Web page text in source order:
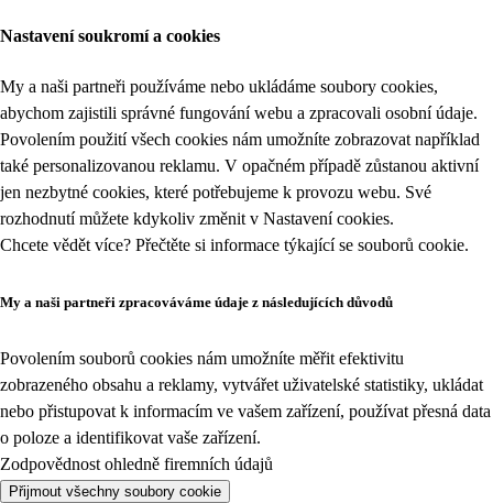
Nastavení soukromí a cookies
My a naši partneři používáme nebo ukládáme soubory cookies,
abychom zajistili správné fungování webu a zpracovali osobní údaje.
Povolením použití všech cookies nám umožníte zobrazovat například
také personalizovanou reklamu. V opačném případě zůstanou aktivní
jen nezbytné cookies, které potřebujeme k provozu webu. Své
rozhodnutí můžete kdykoliv změnit v Nastavení cookies.
Chcete vědět více? Přečtěte si informace týkající se souborů cookie.
My a naši partneři zpracováváme údaje z následujících důvodů
Povolením souborů cookies nám umožníte měřit efektivitu
zobrazeného obsahu a reklamy, vytvářet uživatelské statistiky, ukládat
nebo přistupovat k informacím ve vašem zařízení, používat přesná data
o poloze a identifikovat vaše zařízení.
Zodpovědnost ohledně firemních údajů
Přijmout všechny soubory cookie